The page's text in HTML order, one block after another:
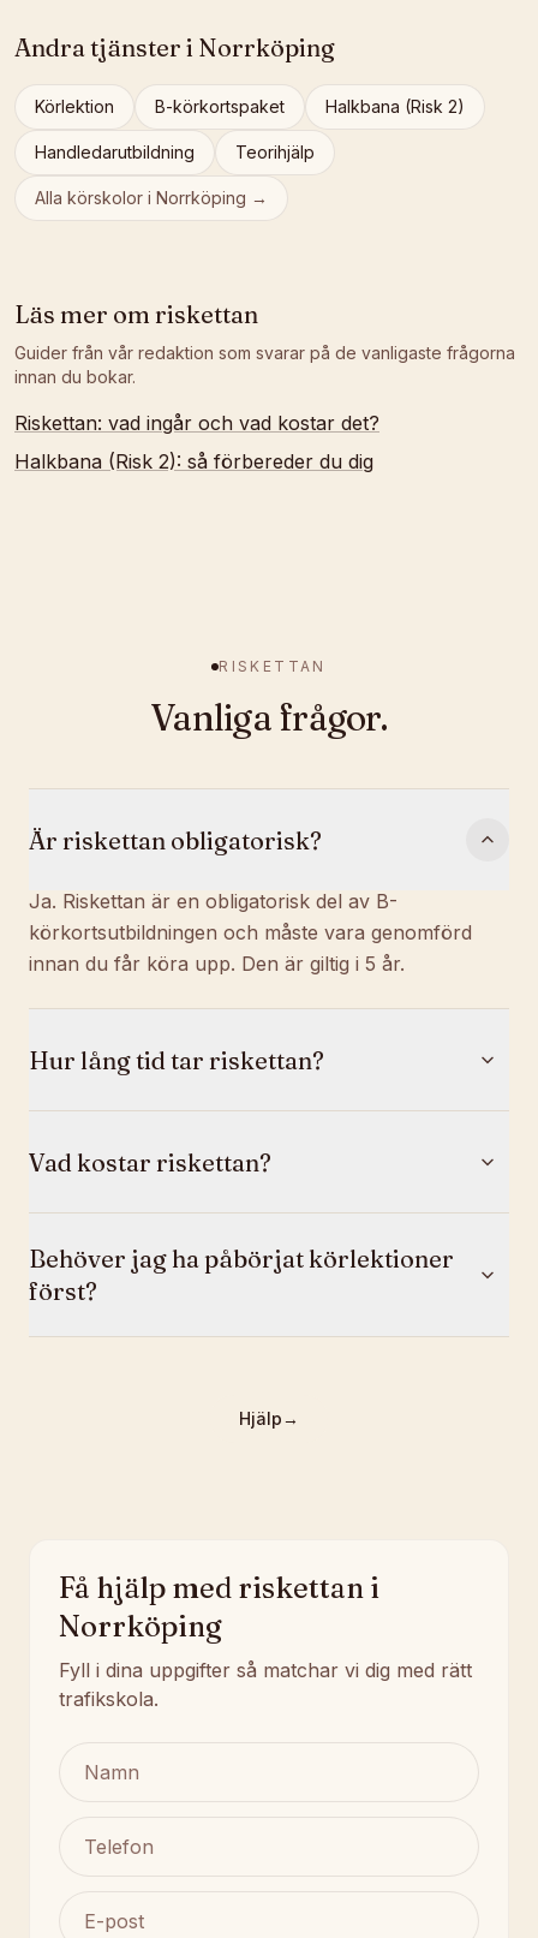
Andra tjänster i Norrköping
Körlektion B-körkortspaket Halkbana (Risk 2)
Handledarutbildning Teorihjälp
Alla körskolor i Norrköping →
Läs mer om riskettan
Guider från vår redaktion som svarar på de vanligaste frågorna
innan du bokar.
Riskettan: vad ingår och vad kostar det?
Halkbana (Risk 2): så förbereder du dig
RISKETTAN
Vanliga frågor.
Är riskettan obligatorisk?
Ja. Riskettan är en obligatorisk del av B-
körkortsutbildningen och måste vara genomförd
innan du får köra upp. Den är giltig i 5 år.
Hur lång tid tar riskettan?
Vad kostar riskettan?
Behöver jag ha påbörjat körlektioner
först?
Hjälp→
Få hjälp med riskettan i
Norrköping
Fyll i dina uppgifter så matchar vi dig med rätt
trafikskola.